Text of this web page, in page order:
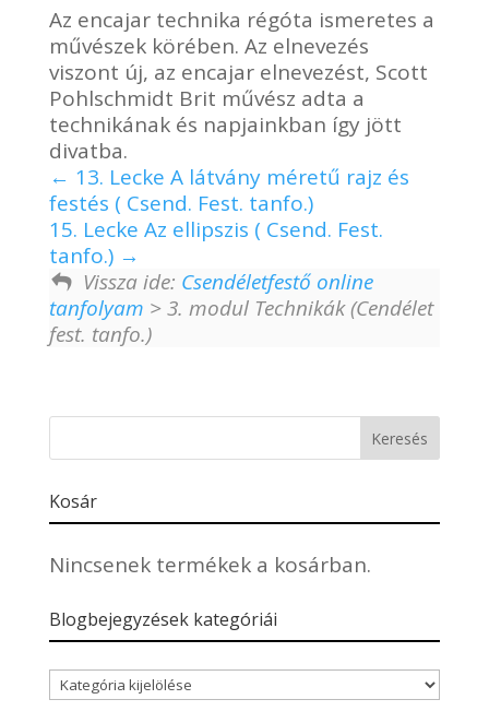
Az encajar technika régóta ismeretes a
művészek körében. Az elnevezés
viszont új, az encajar elnevezést, Scott
Pohlschmidt Brit művész adta a
technikának és napjainkban így jött
divatba.
13. Lecke A látvány méretű rajz és
festés ( Csend. Fest. tanfo.)
15. Lecke Az ellipszis ( Csend. Fest.
tanfo.)
Vissza ide: Csendéletfestő online
tanfolyam > 3. modul Technikák (Cendélet
fest. tanfo.)
Kosár
Nincsenek termékek a kosárban.
Blogbejegyzések kategóriái
Blogbejegyzések
kategóriái